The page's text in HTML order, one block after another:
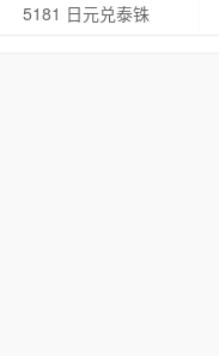
5181 日元兑泰铢